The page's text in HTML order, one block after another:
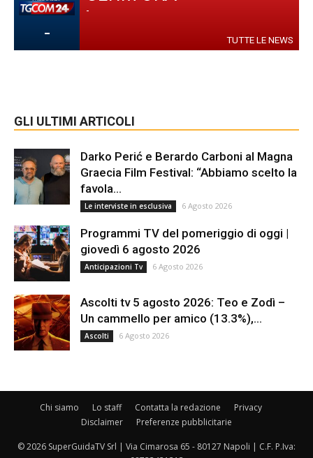
-
-
TUTTE LE NEWS
GLI ULTIMI ARTICOLI
Darko Perić e Berardo Carboni al Magna
Graecia Film Festival: “Abbiamo scelto la
favola...
Le interviste in esclusiva 6 Agosto 2026
Programmi TV del pomeriggio di oggi |
giovedì 6 agosto 2026
Anticipazioni Tv 6 Agosto 2026
Ascolti tv 5 agosto 2026: Teo e Zodì –
Un cammello per amico (13.3%),...
Ascolti 6 Agosto 2026
Chi siamo Lo staff Contatta la redazione
Privacy
Disclaimer
Preferenze pubblicitarie
© 2026 SuperGuidaTV Srl | Via Cimarosa 65 - 80127 Napoli | C.F. P.Iva: